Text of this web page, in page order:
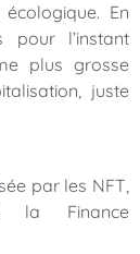
En
l’instant
plus grosse
juste
par les NFT,
la Finance